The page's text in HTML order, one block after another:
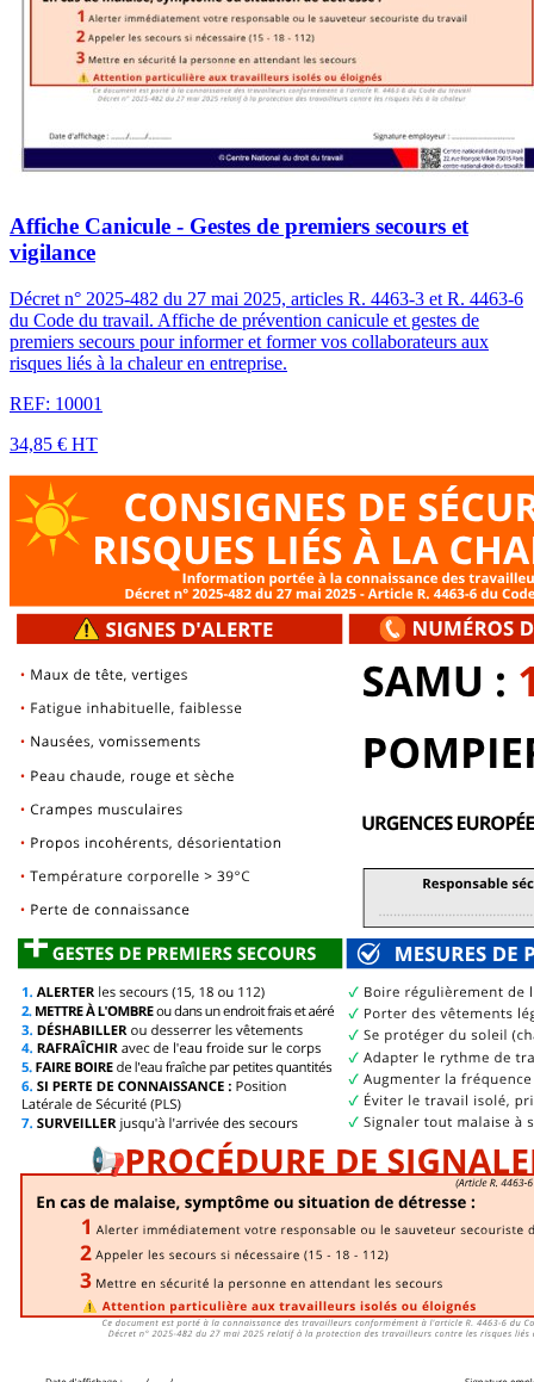
Affiche Canicule - Gestes de premiers secours et
vigilance
Décret n° 2025-482 du 27 mai 2025, articles R. 4463-3 et R. 4463-6
du Code du travail. Affiche de prévention canicule et gestes de
premiers secours pour informer et former vos collaborateurs aux
risques liés à la chaleur en entreprise.
REF: 10001
34,85 € HT